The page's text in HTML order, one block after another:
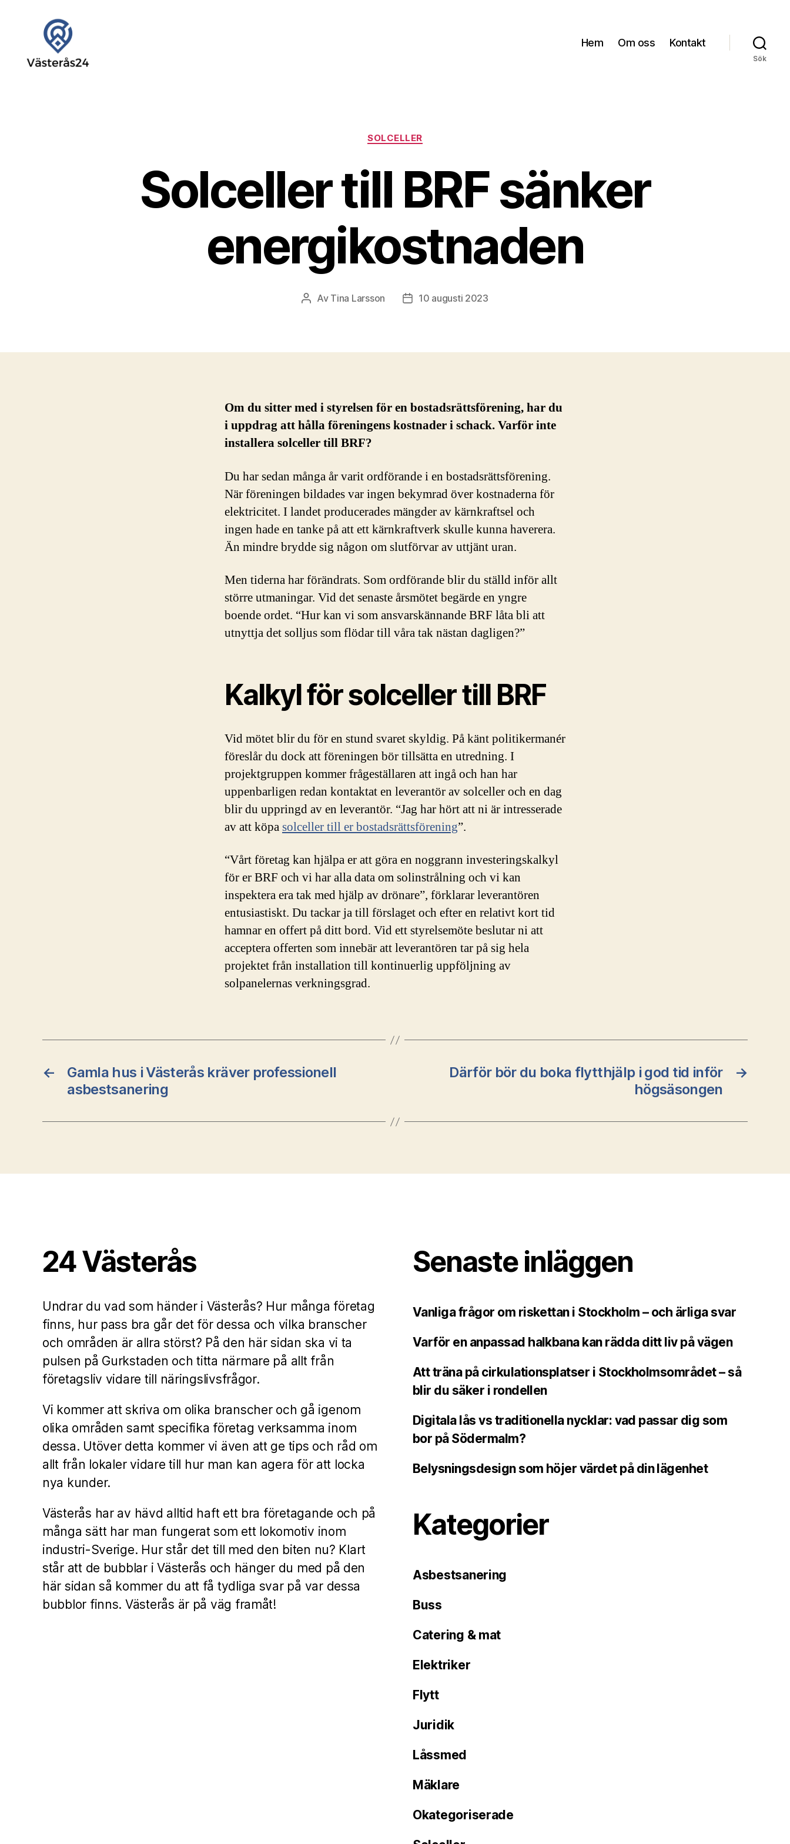
Hem Om oss Kontakt
Sök
Kategorier
SOLCELLER
Solceller till BRF sänker
energikostnaden
Inläggsförfattare
Av Tina Larsson Inläggsdatum
10 augusti 2023
Om du sitter med i styrelsen för en bostadsrättsförening, har du
i uppdrag att hålla föreningens kostnader i schack. Varför inte
installera solceller till BRF?
Du har sedan många år varit ordförande i en bostadsrättsförening.
När föreningen bildades var ingen bekymrad över kostnaderna för
elektricitet. I landet producerades mängder av kärnkraftsel och
ingen hade en tanke på att ett kärnkraftverk skulle kunna haverera.
Än mindre brydde sig någon om slutförvar av uttjänt uran.
Men tiderna har förändrats. Som ordförande blir du ställd inför allt
större utmaningar. Vid det senaste årsmötet begärde en yngre
boende ordet. “Hur kan vi som ansvarskännande BRF låta bli att
utnyttja det solljus som flödar till våra tak nästan dagligen?”
Kalkyl för solceller till BRF
Vid mötet blir du för en stund svaret skyldig. På känt politikermanér
föreslår du dock att föreningen bör tillsätta en utredning. I
projektgruppen kommer frågeställaren att ingå och han har
uppenbarligen redan kontaktat en leverantör av solceller och en dag
blir du uppringd av en leverantör. “Jag har hört att ni är intresserade
av att köpasolceller till er bostadsrättsförening”.
“Vårt företag kan hjälpa er att göra en noggrann investeringskalkyl
för er BRF och vi har alla data om solinstrålning och vi kan
inspektera era tak med hjälp av drönare”, förklarar leverantören
entusiastiskt. Du tackar ja till förslaget och efter en relativt kort tid
hamnar en offert på ditt bord. Vid ett styrelsemöte beslutar ni att
acceptera offerten som innebär att leverantören tar på sig hela
projektet från installation till kontinuerlig uppföljning av
solpanelernas verkningsgrad.
←
Gamla hus i Västerås kräver professionell
asbestsanering
→
Därför bör du boka flytthjälp i god tid inför
högsäsongen
24 Västerås
Undrar du vad som händer i Västerås? Hur många företag
finns, hur pass bra går det för dessa och vilka branscher
och områden är allra störst? På den här sidan ska vi ta
pulsen på Gurkstaden och titta närmare på allt från
företagsliv vidare till näringslivsfrågor.
Vi kommer att skriva om olika branscher och gå igenom
olika områden samt specifika företag verksamma inom
dessa. Utöver detta kommer vi även att ge tips och råd om
allt från lokaler vidare till hur man kan agera för att locka
nya kunder.
Västerås har av hävd alltid haft ett bra företagande och på
många sätt har man fungerat som ett lokomotiv inom
industri-Sverige. Hur står det till med den biten nu? Klart
står att de bubblar i Västerås och hänger du med på den
här sidan så kommer du att få tydliga svar på var dessa
bubblor finns. Västerås är på väg framåt!
Senaste inläggen
Vanliga frågor om riskettan i Stockholm – och ärliga svar
Varför en anpassad halkbana kan rädda ditt liv på vägen
Att träna på cirkulationsplatser i Stockholmsområdet – så
blir du säker i rondellen
Digitala lås vs traditionella nycklar: vad passar dig som
bor på Södermalm?
Belysningsdesign som höjer värdet på din lägenhet
Kategorier
Asbestsanering
Buss
Catering & mat
Elektriker
Flytt
Juridik
Låssmed
Mäklare
Okategoriserade